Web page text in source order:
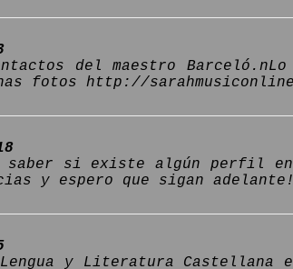
del maestro
fotos http://
saber si existe algún perfil
y espero que sigan adelante!
y Literatura